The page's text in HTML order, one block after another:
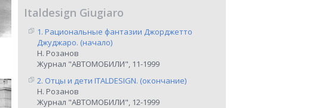
Italdesign Giugiaro
1. Рациональные фантазии Джорджетто
Джуджаро. (начало)
Н. Розанов
Журнал "АВТОМОБИЛИ", 11-1999
2. Отцы и дети ITALDESIGN. (окончание)
Н. Розанов
Журнал "АВТОМОБИЛИ", 12-1999